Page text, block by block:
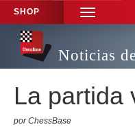
SHOP
TOGGLE
NAVIGATION
Noticias
La partida
por ChessBase